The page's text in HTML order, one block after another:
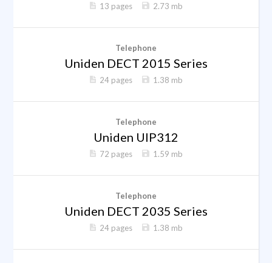
13 pages 2.73 mb
Telephone
Uniden DECT 2015 Series
24 pages 1.38 mb
Telephone
Uniden UIP312
72 pages 1.59 mb
Telephone
Uniden DECT 2035 Series
24 pages 1.38 mb